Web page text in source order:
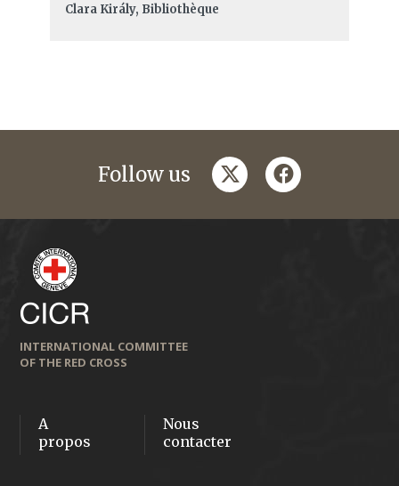
Clara Király, Bibliothèque
Follow us twitterfacebook
INTERNATIONAL COMMITTEE
OF THE RED CROSS
A
propos
Nous
contacter